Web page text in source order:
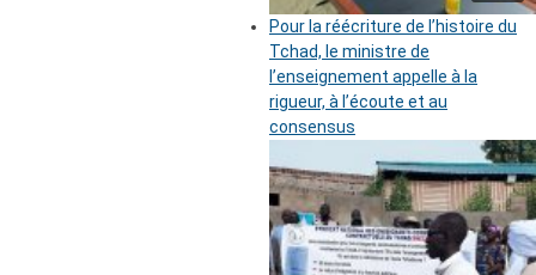
Pour la réécriture de l’histoire du
Tchad, le ministre de
l’enseignement appelle à la
rigueur, à l’écoute et au
consensus